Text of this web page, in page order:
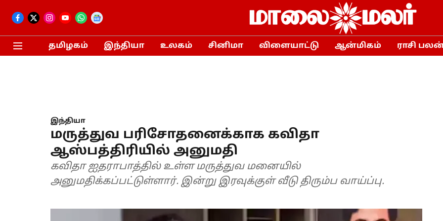
தமிழகம் இந்தியா உலகம் சினிமா விளையாட்டு ஆன்மிகம் ராசி
இந்தியா
மருத்துவ பரிசோதனைக்காக கவிதா
ஆஸ்பத்திரியில் அனுமதி
கவிதா ஐதராபாத்தில் உள்ள மருத்துவ மனையில்
அனுமதிக்கப்பட்டுள்ளார். இன்று இரவுக்குள் வீடு திரும்ப வாய்ப்பு.